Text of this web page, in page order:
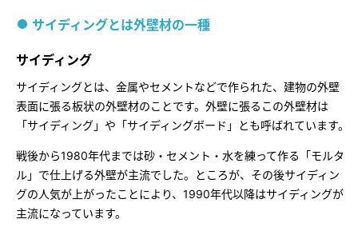
スムストック検索
分譲マンション検索
売る [MISAWA RELAY]
企業不動産活用（CRE）戦略
社宅建築
医療・介護・子育て・障がい福祉施設
これから土地活用・賃貸経営をご検討の方
土地活用の基礎から長期安定経営を目指すオーナー様まで、賃貸経営
に役立つ多彩な情報を幅広くお届けします。
リフォーム営業所
これからリフォームをご検討の方
建築再生事業
事業用地・事業用建物
分譲用地
ご相談窓口
MISAWAについて
ミサワホームグループ
IR情報
SDGs
環境活動
採用情報
サイディングとは外壁材の一種
サイディング
サイディングとは、金属やセメントなどで作られた、建物の外壁
表面に張る板状の外壁材のことです。外壁に張るこの外壁材は
「サイディング」や「サイディングボード」とも呼ばれています。
戦後から1980年代までは砂・セメント・水を練って作る「モルタ
ル」で仕上げる外壁が主流でした。ところが、その後サイディン
グの人気が上がったことにより、1990年代以降はサイディングが
主流になっています。